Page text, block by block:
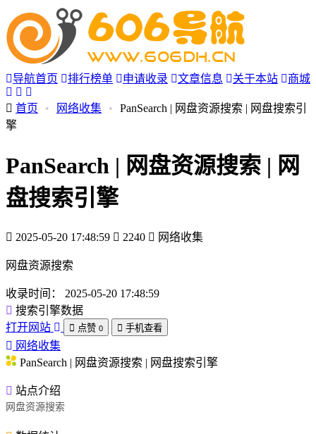
导航首页 排行榜单 申请收录 文章信息 关于本站 商城
首页 • 网络收集 •
PanSearch | 网盘资源搜索 | 网盘搜索引
擎
PanSearch | 网盘资源搜索 | 网
盘搜索引擎
2025-05-20 17:48:59 2240 网络收集
网盘资源搜索
收录时间：
2025-05-20 17:48:59
搜索引擎数据
打开网站
点赞 0 手机查看
网络收集
PanSearch | 网盘资源搜索 | 网盘搜索引擎
站点介绍
网盘资源搜索